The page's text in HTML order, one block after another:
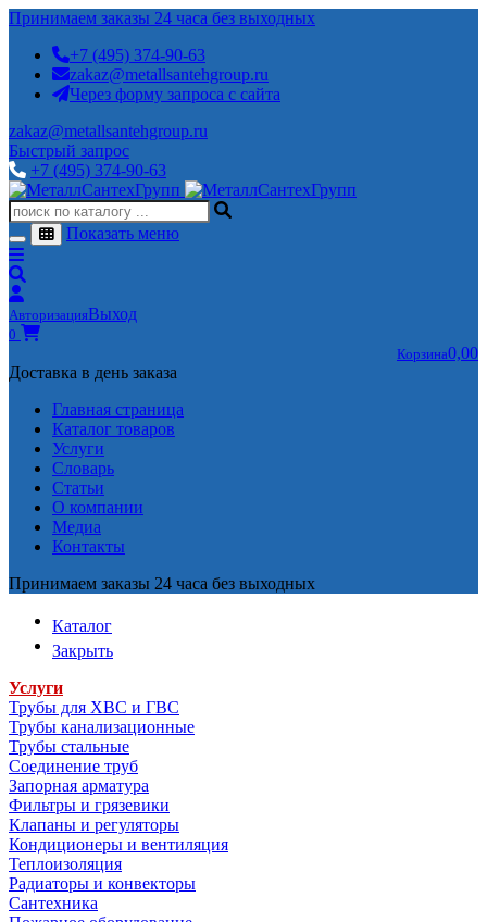
Принимаем заказы 24 часа без выходных
+7 (495) 374-90-63
zakaz@metallsantehgroup.ru
Через форму запроса с сайта
zakaz@metallsantehgroup.ru
Быстрый запрос
+7 (495) 374-90-63
Показать меню
АвторизацияВыход
0
Корзина0,00
Доставка в день заказа
Главная страница
Каталог товаров
Услуги
Словарь
Статьи
О компании
Медиа
Контакты
Принимаем заказы 24 часа без выходных
Каталог
Закрыть
Услуги
Трубы для ХВС и ГВС
Трубы канализационные
Трубы стальные
Соединение труб
Запорная арматура
Фильтры и грязевики
Клапаны и регуляторы
Кондиционеры и вентиляция
Теплоизоляция
Радиаторы и конвекторы
Сантехника